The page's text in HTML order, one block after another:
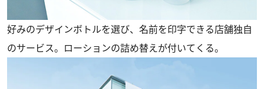
好みのデザインボトルを選び、名前を印字できる店舗独自
のサービス。ローションの詰め替えが付いてくる。